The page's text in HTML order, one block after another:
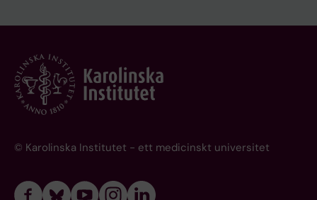
© Karolinska Institutet - ett medicinskt universitet